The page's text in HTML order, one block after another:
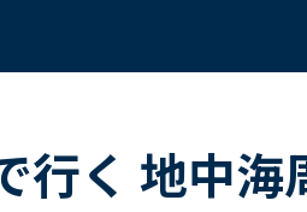
行く 地中